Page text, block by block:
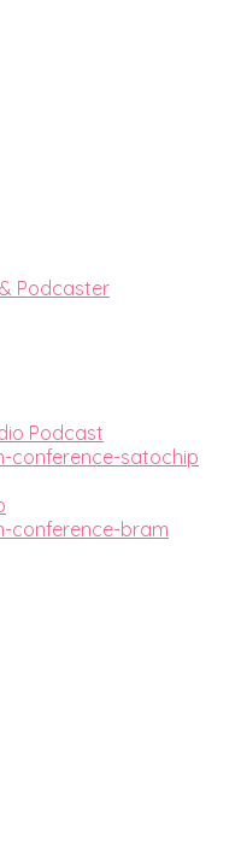
Podcaster
Podcast